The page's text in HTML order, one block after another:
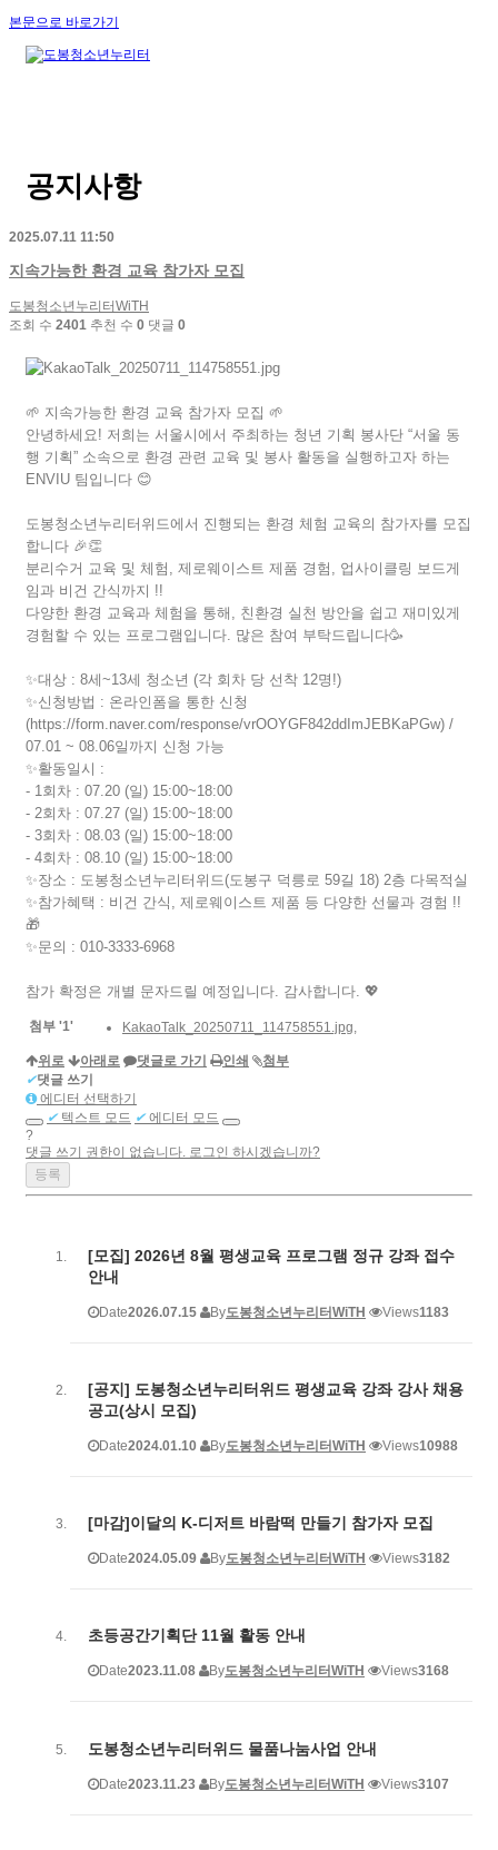
본문으로 바로가기
공지사항
2025.07.11 11:50
지속가능한 환경 교육 참가자 모집
도봉청소년누리터WiTH
조회 수 2401 추천 수 0 댓글 0
🌱 지속가능한 환경 교육 참가자 모집 🌱
안녕하세요! 저희는 서울시에서 주최하는 청년 기획 봉사단 “서울 동
행 기획” 소속으로 환경 관련 교육 및 봉사 활동을 실행하고자 하는
ENVIU 팀입니다 😊
도봉청소년누리터위드에서 진행되는 환경 체험 교육의 참가자를 모집
합니다 🎉👏
분리수거 교육 및 체험, 제로웨이스트 제품 경험, 업사이클링 보드게
임과 비건 간식까지 !!
다양한 환경 교육과 체험을 통해, 친환경 실천 방안을 쉽고 재미있게
경험할 수 있는 프로그램입니다. 많은 참여 부탁드립니다🥳
✨대상 : 8세~13세 청소년 (각 회차 당 선착 12명!)
✨신청방법 : 온라인폼을 통한 신청
(https://form.naver.com/response/vrOOYGF842ddImJEBKaPGw) /
07.01 ~ 08.06일까지 신청 가능
✨활동일시 :
- 1회차 : 07.20 (일) 15:00~18:00
- 2회차 : 07.27 (일) 15:00~18:00
- 3회차 : 08.03 (일) 15:00~18:00
- 4회차 : 08.10 (일) 15:00~18:00
✨장소 : 도봉청소년누리터위드(도봉구 덕릉로 59길 18) 2층 다목적실
✨참가혜택 : 비건 간식, 제로웨이스트 제품 등 다양한 선물과 경험 !!
🎁
✨문의 : 010-3333-6968
참가 확정은 개별 문자드릴 예정입니다. 감사합니다. 💖
첨부 '1' KakaoTalk_20250711_114758551.jpg,
위로 아래로 댓글로 가기 인쇄
첨부
✔댓글 쓰기
에디터 선택하기
✔ 텍스트 모드 ✔에디터 모드
?
댓글 쓰기 권한이 없습니다. 로그인 하시겠습니까?
[모집] 2026년 8월 평생교육 프로그램 정규 강좌 접수
안내
Date2026.07.15 By도봉청소년누리터WiTH Views1183
[공지] 도봉청소년누리터위드 평생교육 강좌 강사 채용
공고(상시 모집)
Date2024.01.10 By도봉청소년누리터WiTH Views10988
[마감]이달의 K-디저트 바람떡 만들기 참가자 모집
Date2024.05.09 By도봉청소년누리터WiTH Views3182
초등공간기획단 11월 활동 안내
Date2023.11.08 By도봉청소년누리터WiTH Views3168
도봉청소년누리터위드 물품나눔사업 안내
Date2023.11.23 By도봉청소년누리터WiTH Views3107